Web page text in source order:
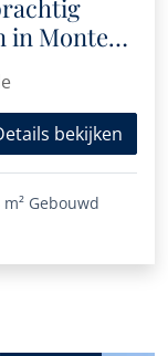
in Monte
bekijken
Gebouwd